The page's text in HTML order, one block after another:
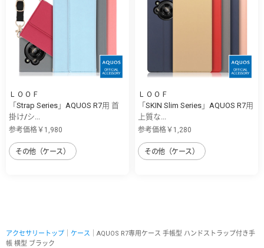
ＬＯＯＦ
「Strap Series」AQUOS R7用 首
掛け/シ...
参考価格￥1,980
その他（ケース）
ＬＯＯＦ
「SKIN Slim Series」AQUOS R7用
上質な...
参考価格￥1,280
その他（ケース）
アクセサリートップ ケース ｜AQUOS R7専用ケース 手帳型 ハンドストラップ付き手
帳 横型 ブラック